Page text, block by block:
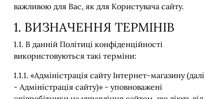
важливою для Вас, як для Користувача сайту.
1. ВИЗНАЧЕННЯ ТЕРМІНІВ
1.1. В данній Політиці конфіденційності
використовуються такі терміни:
1.1.1. «Адміністрація сайту Інтернет-магазину (далі
- Адміністрація сайту)» - уповноважені